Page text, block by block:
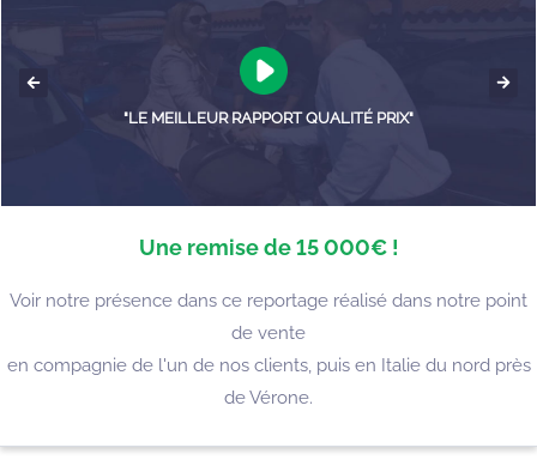
"LE MEILLEUR RAPPORT QUALITÉ PRIX"
Une remise de 15 000€ !
Voir notre présence dans ce reportage réalisé dans notre point
de vente
en compagnie de l'un de nos clients, puis en Italie du nord près
de Vérone.